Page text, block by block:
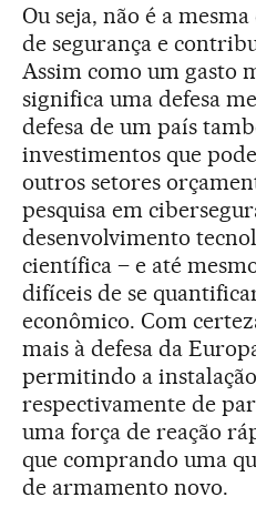
Ou seja, não é a
de segurança e
Assim como um gasto
significa uma defesa
defesa de um país
investimentos que
outros setores
pesquisa em
desenvolvimento
científica – e até
difíceis de se
econômico. Com
mais à defesa da
permitindo a
respectivamente de
uma força de reação
que comprando uma
de armamento novo.